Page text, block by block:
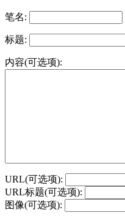
笔名:
标题:
内容(可选项):
URL(可选项):
URL标题(可选项):
图像(可选项):